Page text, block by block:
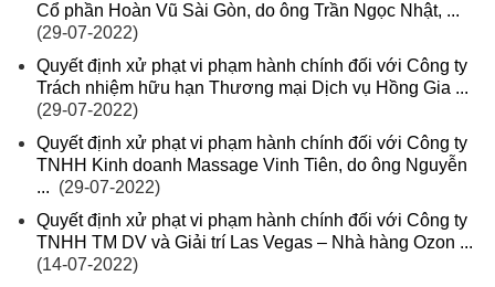
Cổ phần Hoàn Vũ Sài Gòn, do ông Trần Ngọc Nhật, ...
(29-07-2022)
Quyết định xử phạt vi phạm hành chính đối với Công ty
Trách nhiệm hữu hạn Thương mại Dịch vụ Hồng Gia ...
(29-07-2022)
Quyết định xử phạt vi phạm hành chính đối với Công ty
TNHH Kinh doanh Massage Vinh Tiên, do ông Nguyễn
... (29-07-2022)
Quyết định xử phạt vi phạm hành chính đối với Công ty
TNHH TM DV và Giải trí Las Vegas – Nhà hàng Ozon ...
(14-07-2022)